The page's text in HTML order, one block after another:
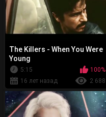
The Killers - When You Were
Young
5:15
100%
16 лет назад
2 688